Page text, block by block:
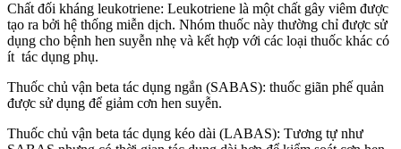
Chất đối kháng leukotriene: Leukotriene là một chất gây viêm được
tạo ra bởi hệ thống miễn dịch. Nhóm thuốc này thường chỉ được sử
dụng cho bệnh hen suyễn nhẹ và kết hợp với các loại thuốc khác có
ít tác dụng phụ.
Thuốc chủ vận beta tác dụng ngắn (SABAS): thuốc giãn phế quản
được sử dụng để giảm cơn hen suyễn.
Thuốc chủ vận beta tác dụng kéo dài (LABAS): Tương tự như